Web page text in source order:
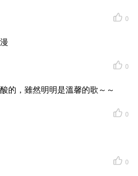
0
0
的，雖然明明是溫馨的歌～～
0
0